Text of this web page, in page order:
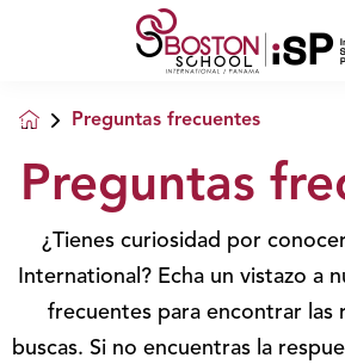
Preguntas frecuentes
Preguntas
¿Tienes curiosidad por
International? Echa un vistazo a
frecuentes para encontrar las
buscas. Si no encuentras la